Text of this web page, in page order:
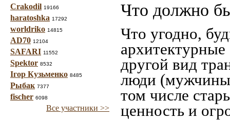
Crakodil 19166
haratoshka 17292
worldriko 14815
AD70 12104
SAFARI 11552
Spektor 8532
Ігор Кузьменко 8485
Рыбак 7377
fischer 6098
Все участники >>
Что должно
Что угодно,
другой вид
люди
том числе
ценность и